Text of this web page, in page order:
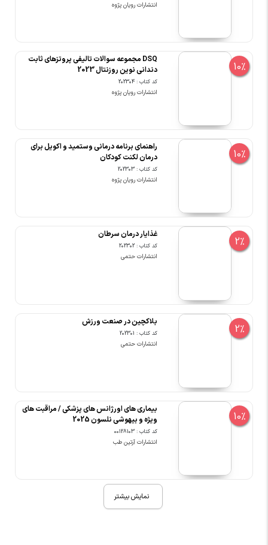
انتشارات رویان پژوه
10%
DSQ مجموعه سوالات تالیفی پروتزهای ثابت
دندانی نوین روزنتال 2023
کد کتاب : 202304
انتشارات رویان پژوه
10%
راهنمای برنامه درمانی وستمید و اکویل برای
درمان لکنت کودکان
کد کتاب : 202303
انتشارات رویان پژوه
2%
غذایار درمان سرطان
کد کتاب : 202302
انتشارات حتمی
2%
بلاکچین در صنعت ورزش
کد کتاب : 202301
انتشارات حتمی
10%
بیماری های اورژانس های پزشکی / مراقبت های
ویژه و بیهوشی نلسون 2025
کد کتاب : 00128103
انتشارات آرتین طب
نمایش بیشتر